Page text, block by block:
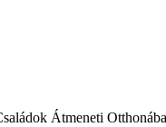
Átmeneti